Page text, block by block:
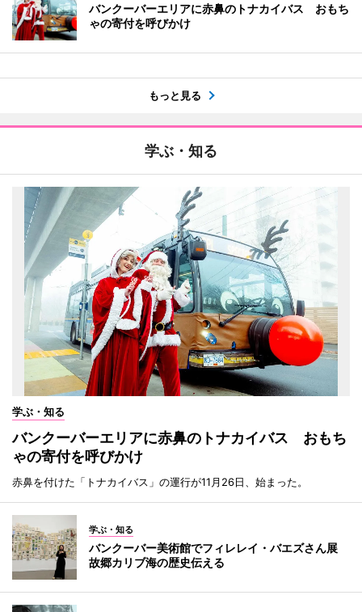
バンクーバーエリアに赤鼻のトナカイバス おもち
ゃの寄付を呼びかけ
もっと見る
学ぶ・知る
学ぶ・知る
バンクーバーエリアに赤鼻のトナカイバス おもち
ゃの寄付を呼びかけ
赤鼻を付けた「トナカイバス」の運行が11月26日、始まった。
学ぶ・知る
バンクーバー美術館でフィレレイ・バエズさん展
故郷カリブ海の歴史伝える